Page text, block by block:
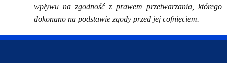
wpływu na zgodność z prawem przetwarzania, którego
dokonano na podstawie zgody przed jej cofnięciem.